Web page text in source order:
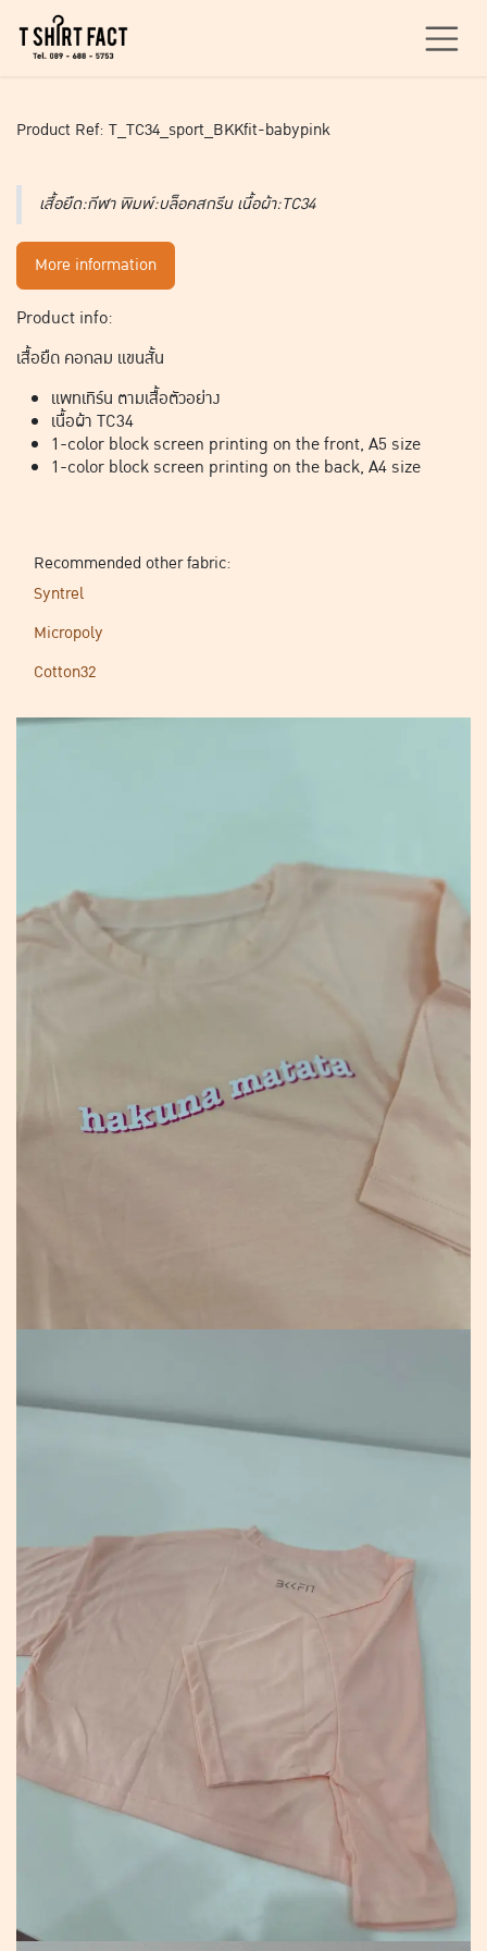
Skip to Content
Product Ref: T_TC34_sport_BKKfit-babypink
เสื้อยืด:กีฬา พิมพ์:บล็อคสกรีน เนื้อผ้า:TC34
More information
Product info:
เสื้อยืด คอกลม แขนสั้น
แพทเทิร์น ตามเสื้อตัวอย่าง
เนื้อผ้า TC34
1-color block screen printing on the front, A5 size
1-color block screen printing on the back, A4 size
Recommended other fabric:
Syntrel
Micropoly
Cotton32